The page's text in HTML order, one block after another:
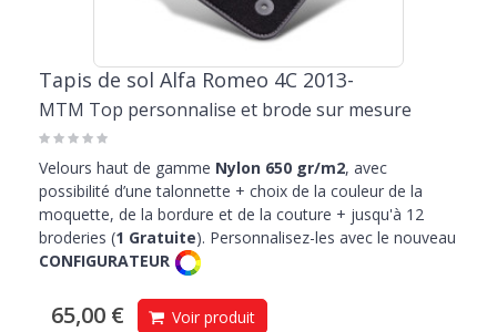
Tapis de sol Alfa Romeo 4C 2013-
MTM Top personnalise et brode sur mesure
Velours haut de gamme Nylon 650 gr/m2, avec
possibilité d’une talonnette + choix de la couleur de la
moquette, de la bordure et de la couture + jusqu'à 12
broderies (1 Gratuite). Personnalisez-les avec le nouveau
CONFIGURATEUR
65,00 € Voir produit